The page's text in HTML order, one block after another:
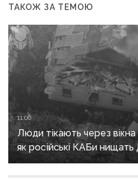
ТАКОЖ ЗА ТЕМОЮ
11:06
Люди тікають через
як російські КАБи нищать